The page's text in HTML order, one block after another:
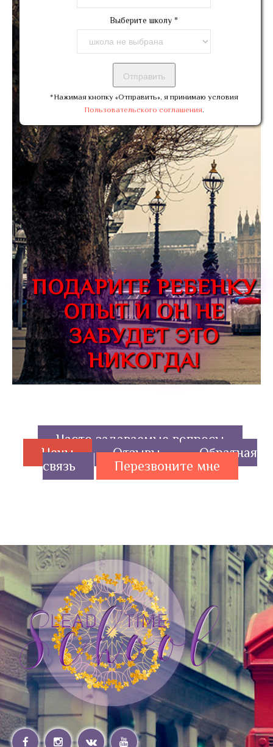
Выберите школу *
*Нажимая кнопку «Отправить», я принимаю условия
Пользовательского соглашения.
ПОДАРИТЕ РЕБЕНКУ
ОПЫТ И ОН НЕ
ЗАБУДЕТ ЭТО
НИКОГДА!
Часто задаваемые вопросы
Цены
Отзывы
Обратная
связь
Перезвоните мне